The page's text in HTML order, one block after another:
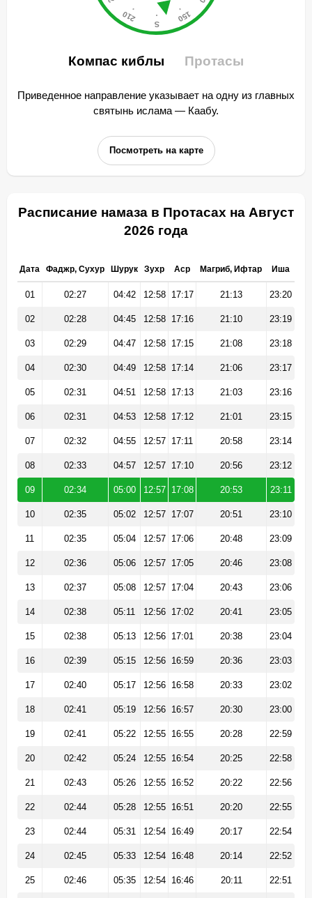
Компас киблы Протасы
Приведенное направление указывает на одну из главных
святынь ислама — Каабу.
Посмотреть на карте
Расписание намаза в Протасах на Август
2026 года
Дата Фаджр, Сухур Шурук Зухр Аср Магриб, Ифтар Иша
01 02:27 04:42 12:58 17:17 21:13 23:20
02 02:28 04:45 12:58 17:16 21:10 23:19
03 02:29 04:47 12:58 17:15 21:08 23:18
04 02:30 04:49 12:58 17:14 21:06 23:17
05 02:31 04:51 12:58 17:13 21:03 23:16
06 02:31 04:53 12:58 17:12 21:01 23:15
07 02:32 04:55 12:57 17:11 20:58 23:14
08 02:33 04:57 12:57 17:10 20:56 23:12
09 02:34 05:00 12:57 17:08 20:53 23:11
10 02:35 05:02 12:57 17:07 20:51 23:10
11 02:35 05:04 12:57 17:06 20:48 23:09
12 02:36 05:06 12:57 17:05 20:46 23:08
13 02:37 05:08 12:57 17:04 20:43 23:06
14 02:38 05:11 12:56 17:02 20:41 23:05
15 02:38 05:13 12:56 17:01 20:38 23:04
16 02:39 05:15 12:56 16:59 20:36 23:03
17 02:40 05:17 12:56 16:58 20:33 23:02
18 02:41 05:19 12:56 16:57 20:30 23:00
19 02:41 05:22 12:55 16:55 20:28 22:59
20 02:42 05:24 12:55 16:54 20:25 22:58
21 02:43 05:26 12:55 16:52 20:22 22:56
22 02:44 05:28 12:55 16:51 20:20 22:55
23 02:44 05:31 12:54 16:49 20:17 22:54
24 02:45 05:33 12:54 16:48 20:14 22:52
25 02:46 05:35 12:54 16:46 20:11 22:51